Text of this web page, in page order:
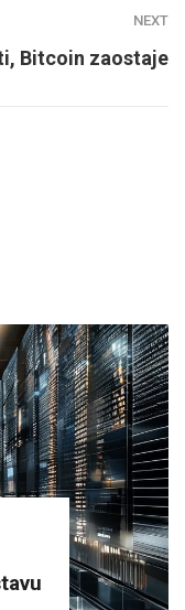
NEXT
Bitcoin zaostaje